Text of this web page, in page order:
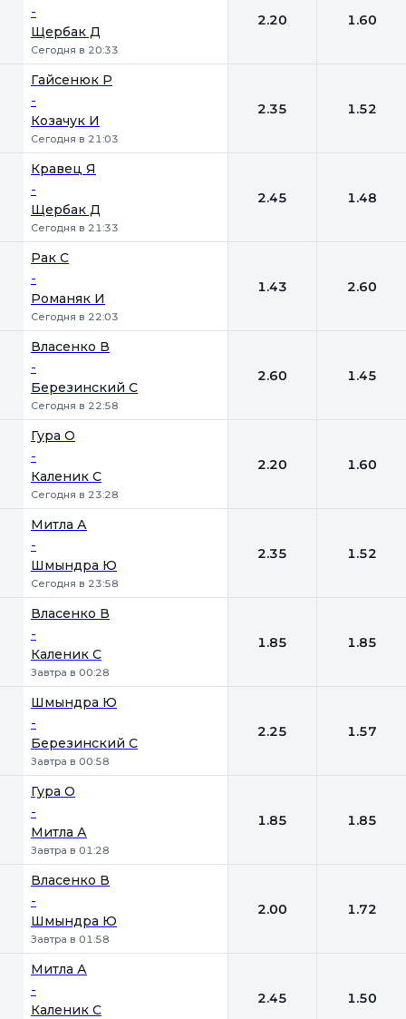
-
Щербак Д
Сегодня в 20:33
2.20 1.60
Гайсенюк Р
-
Козачук И
Сегодня в 21:03
2.35 1.52
Кравец Я
-
Щербак Д
Сегодня в 21:33
2.45 1.48
Рак С
-
Романяк И
Сегодня в 22:03
1.43 2.60
Власенко В
-
Березинский С
Сегодня в 22:58
2.60 1.45
Гура О
-
Каленик С
Сегодня в 23:28
2.20 1.60
Митла А
-
Шмындра Ю
Сегодня в 23:58
2.35 1.52
Власенко В
-
Каленик С
Завтра в 00:28
1.85 1.85
Шмындра Ю
-
Березинский С
Завтра в 00:58
2.25 1.57
Гура О
-
Митла А
Завтра в 01:28
1.85 1.85
Власенко В
-
Шмындра Ю
Завтра в 01:58
2.00 1.72
Митла А
-
Каленик С
2.45 1.50